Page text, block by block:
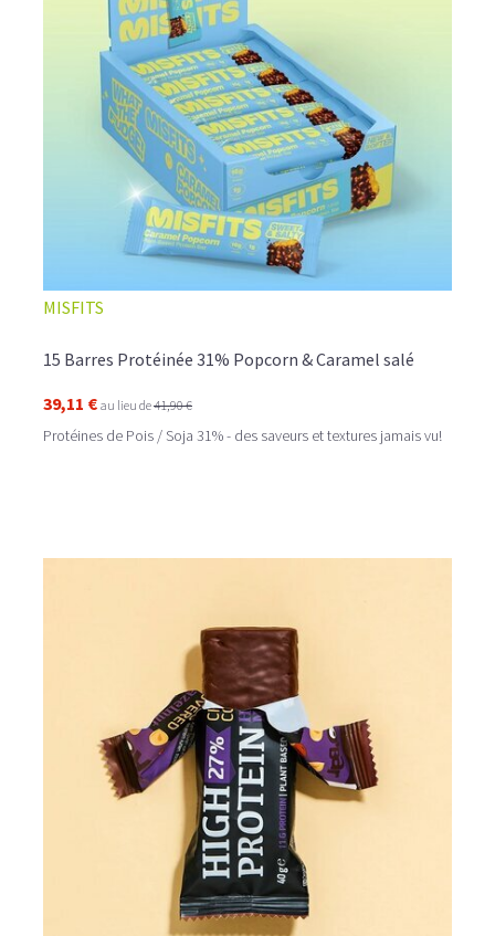
MISFITS
15 Barres Protéinée 31% Popcorn & Caramel salé
39,11 € au lieu de41,90 €
Protéines de Pois / Soja 31% - des saveurs et textures jamais vu!